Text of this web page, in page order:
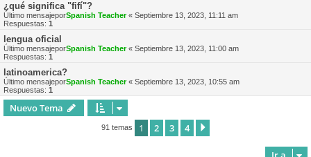
¿qué significa "fifí"?
Último mensajeporSpanish Teacher« Septiembre 13, 2023, 11:11 am
Respuestas: 1
lengua oficial
Último mensajeporSpanish Teacher« Septiembre 13, 2023, 11:00 am
Respuestas: 1
latinoamerica?
Último mensajeporSpanish Teacher« Septiembre 13, 2023, 10:55 am
Respuestas: 1
Nuevo Tema
91 temas 1 2 3 4